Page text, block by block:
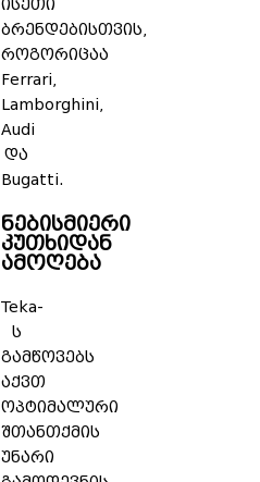
ისეთი
ბრენდებისთვის,
როგორიცაა
Ferrari,
Lamborghini,
Audi
და
Bugatti.
ნებისმიერი
კუთხიდან
ამოღება
Teka-
ს
გამწოვებს
აქვთ
ოპტიმალური
შთანთქმის
უნარი